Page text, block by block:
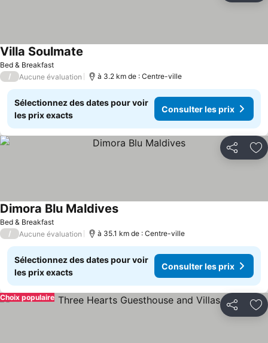
Bed & Breakfast
Villa Soulmate
/ Aucune évaluation à 3.2 km de : Centre-ville
Sélectionnez des dates pour voir
les prix exacts
Consulter les prix
Partager
Bed & Breakfast
Dimora Blu Maldives
/ Aucune évaluation à 35.1 km de : Centre-ville
Sélectionnez des dates pour voir
les prix exacts
Consulter les prix
Partager
Choix populaire